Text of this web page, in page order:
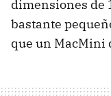
dimensiones de
bastante
que un MacMini